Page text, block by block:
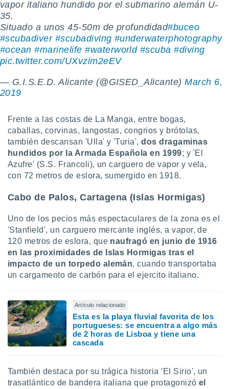
vapor italiano hundido por el submarino alemán U-
35.
Situado a unos 45-50m de profundidad#buceo
#scubadiver #scubadiving #underwaterphotography
#ocean #marinelife #waterworld #scuba #diving
pic.twitter.com/UXvzim2eEV
— G.I.S.E.D. Alicante (@GISED_Alicante)March 6,
2019
Frente a las costas de La Manga, entre bogas,
caballas, corvinas, langostas, congrios y brótolas,
también descansan 'Ulla' y 'Turia',dos dragaminas
hundidos por la Armada Española en 1999; y 'El
Azufre' (S.S. Francoli), un carguero de vapor y vela,
con 72 metros de eslora, sumergido en 1918.
Cabo de Palos, Cartagena (Islas Hormigas)
Uno de los pecios más espectaculares de la zona es el
'Stanfield', un carguero mercante inglés, a vapor, de
120 metros de eslora, que naufragó en junio de 1916
en las proximidades de Islas Hormigas tras el
impacto de un torpedo alemán, cuando transportaba
un cargamento de carbón para el ejercito italiano.
Artículo relacionado
Esta es la playa fluvial favorita de los
portugueses: se encuentra a algo más
de 2 horas de Lisboa y tiene una
cascada
También destaca por su trágica historia 'El Sirio', un
trasatlántico de bandera italiana que protagonizó el